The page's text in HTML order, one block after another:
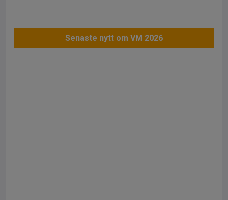
Senaste nytt om VM 2026